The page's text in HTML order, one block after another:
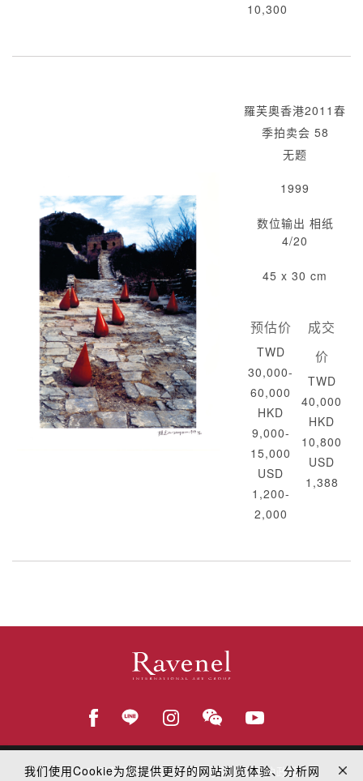
10,300
羅芙奧香港2011春
季拍卖会 58
无题
1999
数位输出 相纸
4/20
45 x 30 cm
预估价
TWD
30,000-
60,000
HKD
9,000-
15,000
USD
1,200-
2,000
成交
价
TWD
40,000
HKD
10,800
USD
1,388
© 2018罗芙奥艺术集团 在线隐私权保护政策
我们使用Cookie为您提供更好的网站浏览体验、分析网